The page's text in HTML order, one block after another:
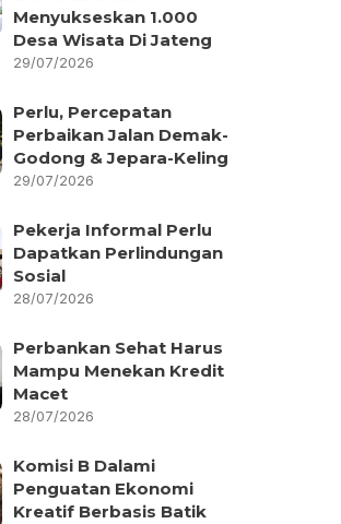
Menyukseskan 1.000
Desa Wisata Di Jateng
29/07/2026
Perlu, Percepatan
Perbaikan Jalan Demak-
Godong & Jepara-Keling
29/07/2026
Pekerja Informal Perlu
Dapatkan Perlindungan
Sosial
28/07/2026
Perbankan Sehat Harus
Mampu Menekan Kredit
Macet
28/07/2026
Komisi B Dalami
Penguatan Ekonomi
Kreatif Berbasis Batik